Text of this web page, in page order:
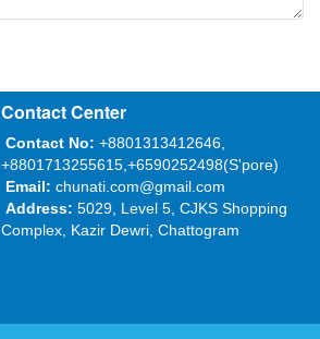
Contact Center
Contact No: +8801313412646,
+8801713255615,+6590252498(S'pore)
Email: chunati.com@gmail.com
Address: 5029, Level 5, CJKS Shopping
Complex, Kazir Dewri, Chattogram